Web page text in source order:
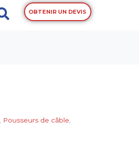
OBTENIR UN DEVIS
Pousseurs de câble